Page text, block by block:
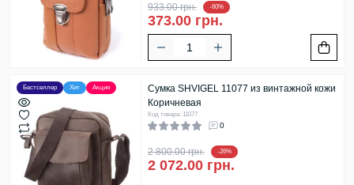
933.00 грн. -60%
373.00 грн.
Бестселлер Хит Акция
Сумка SHVIGEL 11077 из винтажной кожи
Коричневая
Код товара: 11077
0
2 800.00 грн. -26%
2 072.00 грн.